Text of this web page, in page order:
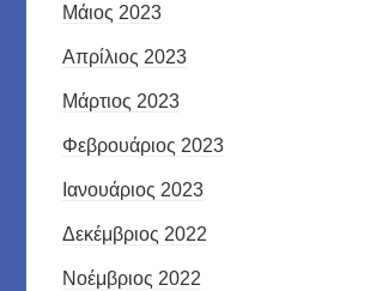
Μάιος 2023
Απρίλιος 2023
Μάρτιος 2023
Φεβρουάριος 2023
Ιανουάριος 2023
Δεκέμβριος 2022
Νοέμβριος 2022